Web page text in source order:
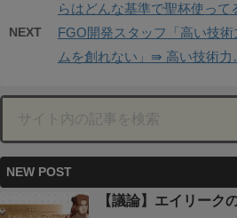
らはどんな基準で聖杯使って
NEXT
FGO開発スタッフ「高い技
ムを創れない」⇛ 高い技術
NEW POST
【議論】エイリーク